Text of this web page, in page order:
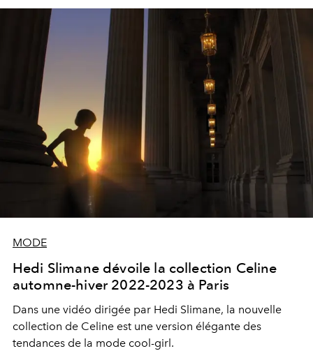
MODE
Hedi Slimane dévoile la collection Celine
automne-hiver 2022-2023 à Paris
Dans une vidéo dirigée par Hedi Slimane, la nouvelle
collection de Celine est une version élégante des
tendances de la mode cool-girl.